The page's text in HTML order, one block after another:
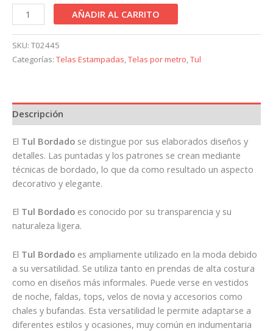
AÑADIR AL CARRITO
SKU: T02445
Categorías: Telas Estampadas,Telas por metro,Tul
Descripción
El Tul Bordado se distingue por sus elaborados diseños y
detalles. Las puntadas y los patrones se crean mediante
técnicas de bordado, lo que da como resultado un aspecto
decorativo y elegante.
El Tul Bordado es conocido por su transparencia y su
naturaleza ligera.
El Tul Bordado es ampliamente utilizado en la moda debido
a su versatilidad. Se utiliza tanto en prendas de alta costura
como en diseños más informales. Puede verse en vestidos
de noche, faldas, tops, velos de novia y accesorios como
chales y bufandas. Esta versatilidad le permite adaptarse a
diferentes estilos y ocasiones, muy común en indumentaria